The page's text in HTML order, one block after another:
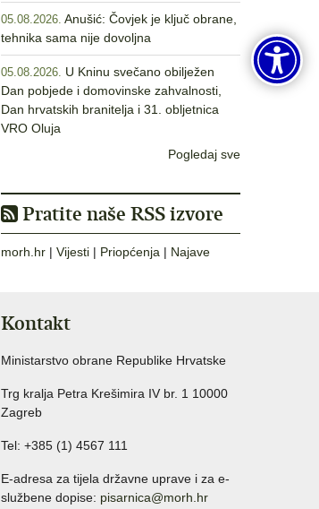
05.08.2026. Anušić: Čovjek je ključ obrane,
tehnika sama nije dovoljna
05.08.2026. U Kninu svečano obilježen
Dan pobjede i domovinske zahvalnosti,
Dan hrvatskih branitelja i 31. obljetnica
VRO Oluja
Pogledaj sve
Pratite naše RSS izvore
morh.hr | Vijesti | Priopćenja | Najave
Kontakt
Ministarstvo obrane Republike Hrvatske
Trg kralja Petra Krešimira IV br. 1 10000
Zagreb
Tel: +385 (1) 4567 111
E-adresa za tijela državne uprave i za e-
službene dopise: pisarnica@morh.hr